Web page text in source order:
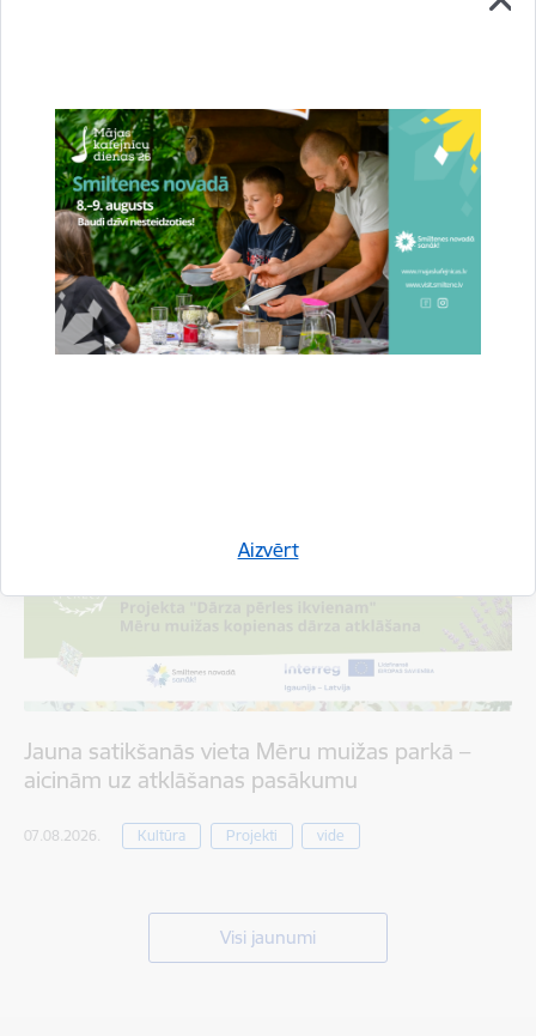
Aizvērt
Stājies spēkā jaunais novada teritorijas
plānojums – Smiltene ieguvusi jaunas pilsētas
robežas
Jauna satikšanās vieta Mēru muižas parkā –
aicinām uz atklāšanas pasākumu
07.08.2026. Kultūra Projekti vide
Visi jaunumi